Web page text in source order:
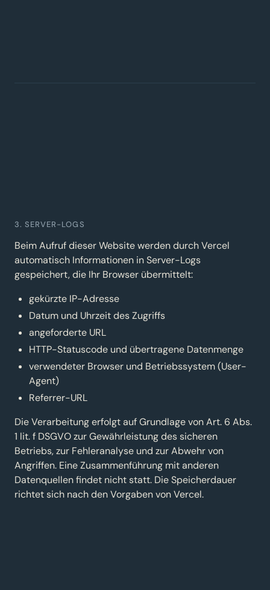
3. SERVER-LOGS
Beim Aufruf dieser Website werden durch Vercel
automatisch Informationen in Server-Logs
gespeichert, die Ihr Browser übermittelt:
gekürzte IP-Adresse
Datum und Uhrzeit des Zugriffs
angeforderte URL
HTTP-Statuscode und übertragene Datenmenge
verwendeter Browser und Betriebssystem (User-
Agent)
Referrer-URL
Die Verarbeitung erfolgt auf Grundlage von Art. 6 Abs.
1 lit. f DSGVO zur Gewährleistung des sicheren
Betriebs, zur Fehleranalyse und zur Abwehr von
Angriffen. Eine Zusammenführung mit anderen
Datenquellen findet nicht statt. Die Speicherdauer
richtet sich nach den Vorgaben von Vercel.